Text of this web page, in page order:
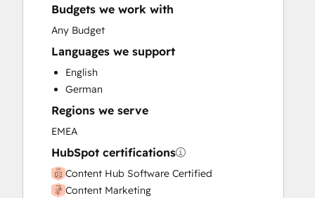
HubSpot Onboarding
Paid Advertising
Sales Enablement
Search Engine Optimization
Website Design
Budgets we work with
Any Budget
Languages we support
English
German
Regions we serve
EMEA
HubSpot certifications
Content Hub Software Certified
Content Marketing